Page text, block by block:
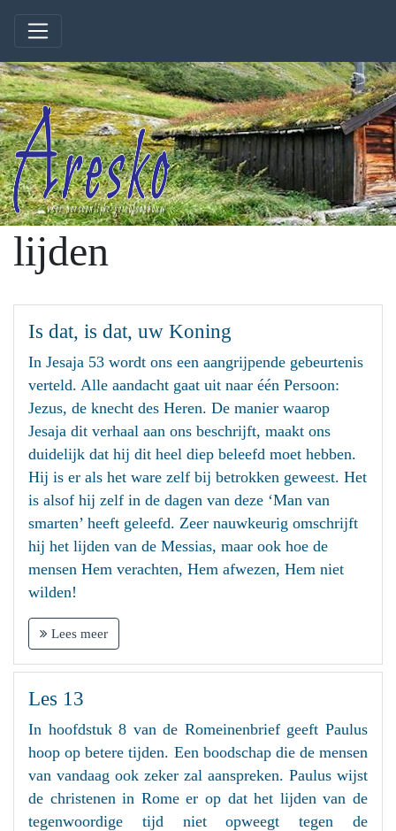
lijden
Is dat, is dat, uw Koning
In Jesaja 53 wordt ons een aangrijpende gebeurtenis
verteld. Alle aandacht gaat uit naar één Persoon:
Jezus, de knecht des Heren. De manier waarop
Jesaja dit verhaal aan ons beschrijft, maakt ons
duidelijk dat hij dit heel diep beleefd moet hebben.
Hij is er als het ware zelf bij betrokken geweest. Het
is alsof hij zelf in de dagen van deze ‘Man van
smarten’ heeft geleefd. Zeer nauwkeurig omschrijft
hij het lijden van de Messias, maar ook hoe de
mensen Hem verachten, Hem afwezen, Hem niet
wilden!
Lees meer
Les 13
In hoofdstuk 8 van de Romeinenbrief geeft Paulus
hoop op betere tijden. Een boodschap die de mensen
van vandaag ook zeker zal aanspreken. Paulus wijst
de christenen in Rome er op dat het lijden van de
tegenwoordige tijd niet opweegt tegen de